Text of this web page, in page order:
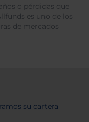
o pérdidas que
es uno de los
de mercados
su cartera